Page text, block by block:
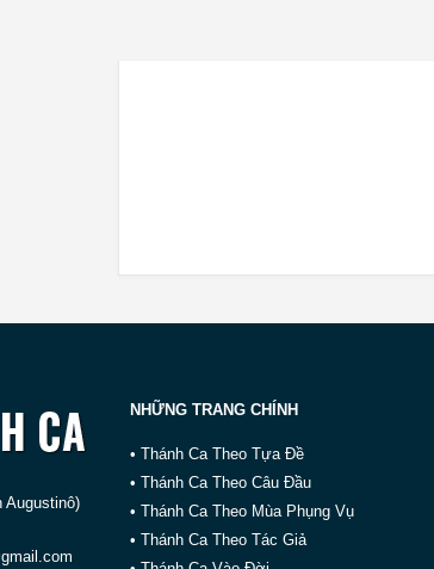
Augustinô)
NHỮNG TRANG CHÍNH
• Thánh Ca Theo Tựa Đề
• Thánh Ca Theo Câu Đầu
• Thánh Ca Theo Mùa Phụng Vụ
• Thánh Ca Theo Tác Giả